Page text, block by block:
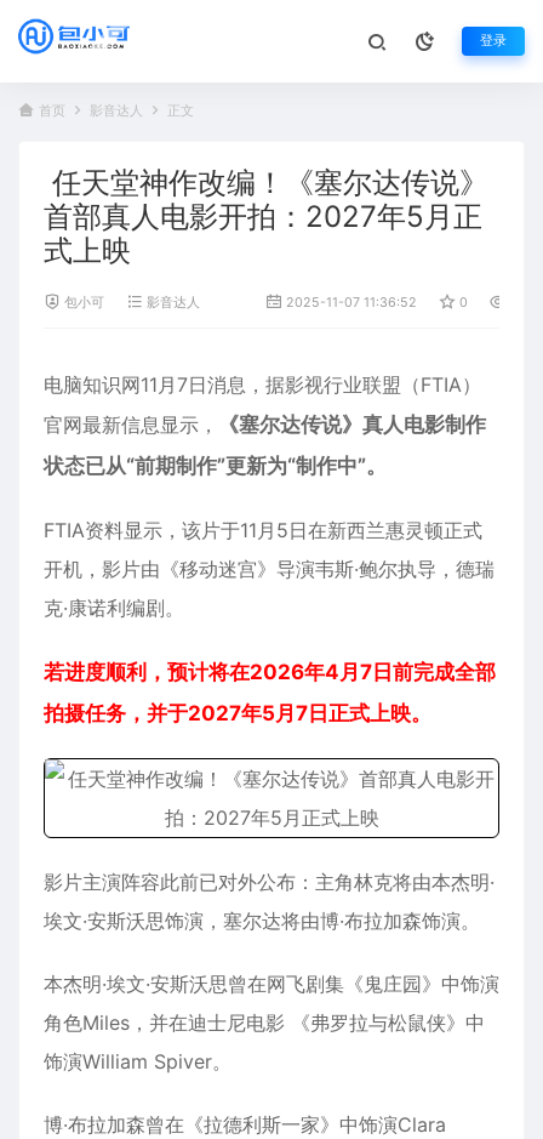
登录
首页 影音达人 正文
任天堂神作改编！《塞尔达传说》
首部真人电影开拍：2027年5月正
式上映
包小可 影音达人 2025-11-07 11:36:52 0
电脑知识网11月7日消息，据影视行业联盟（FTIA）
官网最新信息显示，
《塞尔达传说》真人电影制作
状态已从“前期制作”更新为“制作中”。
FTIA资料显示，该片于11月5日在新西兰惠灵顿正式
开机，影片由《移动迷宫》导演韦斯·鲍尔执导，德瑞
克·康诺利编剧。
若进度顺利，预计将在2026年4月7日前完成全部
拍摄任务，并于2027年5月7日正式上映。
影片主演阵容此前已对外公布：主角林克将由本杰明·
埃文·安斯沃思饰演，塞尔达将由博·布拉加森饰演。
本杰明·埃文·安斯沃思曾在网飞剧集《鬼庄园》中饰演
角色Miles，并在迪士尼电影 《弗罗拉与松鼠侠》中
饰演William Spiver。
博·布拉加森曾在《拉德利斯一家》中饰演Clara